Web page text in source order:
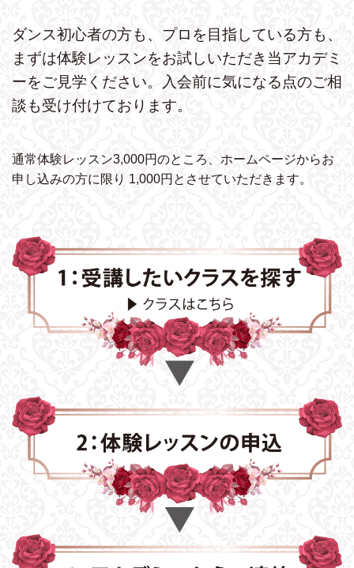
ダンス初心者の方も、プロを目指している方も、
まずは体験レッスンをお試しいただき 当アカデミ
ーをご見学ください。
入会前に気になる点のご相
談も受け付けております。
通常体験レッスン3,000円のところ、ホームページからお
申し込みの方に限り 1,000円とさせていただきます。